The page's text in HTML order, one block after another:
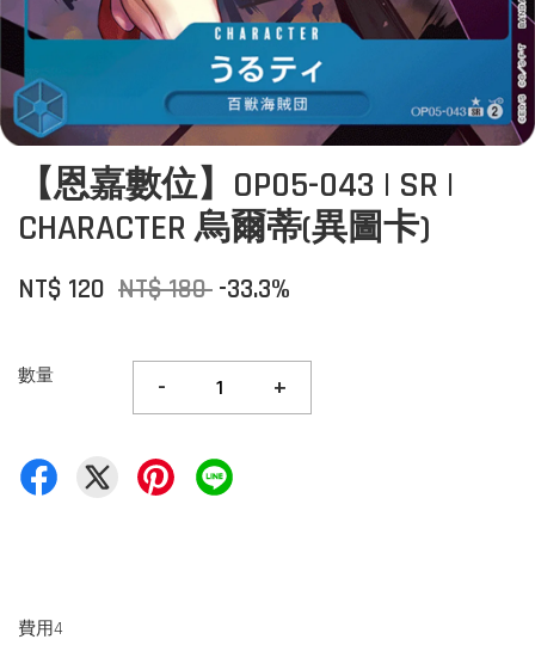
【恩嘉數位】OP05-043 | SR |
CHARACTER 烏爾蒂(異圖卡)
NT$ 120 NT$ 180 -33.3%
數量 - +
費用4